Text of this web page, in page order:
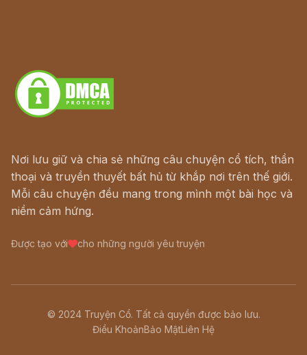
Nơi lưu giữ và chia sẻ những câu chuyện cổ tích, thần
thoại và truyền thuyết bất hủ từ khắp nơi trên thế giới.
Mỗi câu chuyện đều mang trong mình một bài học và
niềm cảm hứng.
Được tạo với cho những người yêu truyện
© 2024 Truyện Cổ. Tất cả quyền được bảo lưu.
Điều KhoảnBảo MậtLiên Hệ